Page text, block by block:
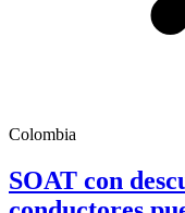
Colombia
SOAT con